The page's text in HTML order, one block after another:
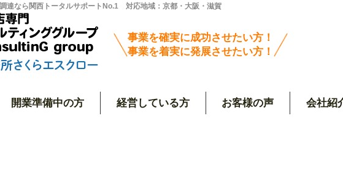
達なら関西トータルサポートNo.1 対応地域：京都・大阪・滋賀
事業を確実に成功させたい方！
事業を着実に発展させたい方！
開業準備中の方 経営している方 お客様の声 会社紹